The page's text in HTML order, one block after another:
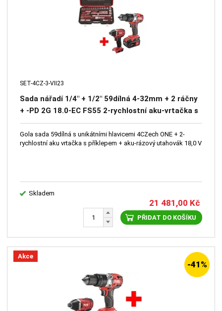
SET-4CZ-3-VII23
Sada nářadí 1/4" + 1/2" 59dílná 4-32mm + 2 ráčny
+ -PD 2G 18.0-EC FS55 2-rychlostní aku-vrtačka s
příklepem + ID 1/4" 18.0-EC aku-rázový utahovák
Gola sada 59dílná s unikátními hlavicemi 4CZech ONE + 2-
rychlostní aku vrtačka s příklepem + aku-rázový utahovák 18,0 V
Skladem
21 481,00 Kč
PŘIDAT DO KOŠÍKU
Akce
-41%